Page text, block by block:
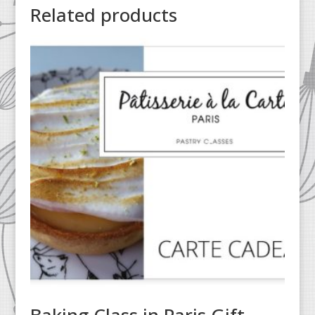
Related products